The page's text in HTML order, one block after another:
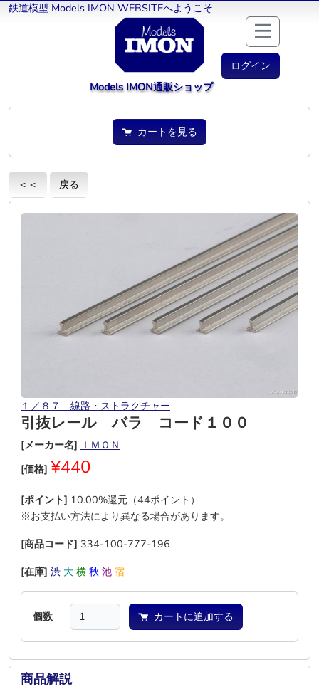
鉄道模型 Models IMON WEBSITEへようこそ
ログイン
Models IMON通販ショップ
カートを見る
＜＜ 戻る
１／８７ 線路・ストラクチャー
引抜レール バラ コード１００
[メーカー名] ＩＭＯＮ
[価格] ¥440
[ポイント] 10.00%還元（44ポイント）
※お支払い方法により異なる場合があります。
[商品コード] 334-100-777-196
[在庫] 渋 大 横 秋 池 宿
個数 カートに追加する
商品解説